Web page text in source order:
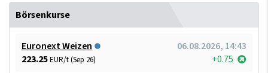
Börsenkurse
Euronext Weizen
06.08.2026, 14:43
223.25EUR/t (Sep 26) +0.75